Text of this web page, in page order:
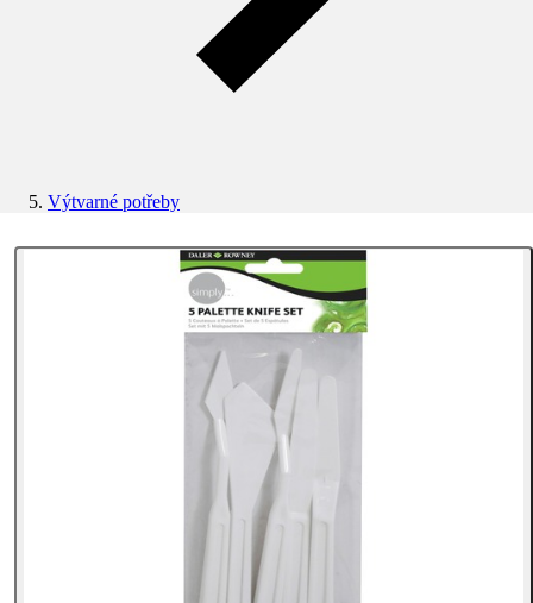
Výtvarné potřeby